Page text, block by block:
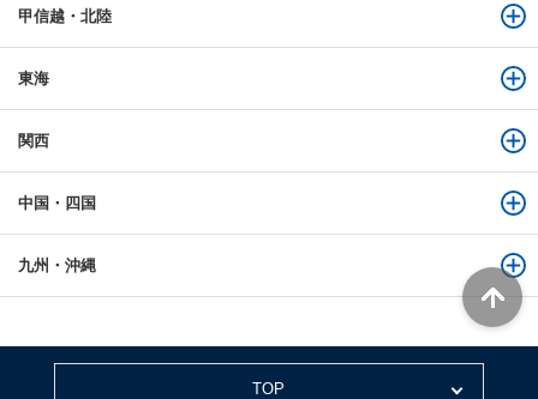
甲信越・北陸
東海
関西
中国・四国
九州・沖縄
TOP